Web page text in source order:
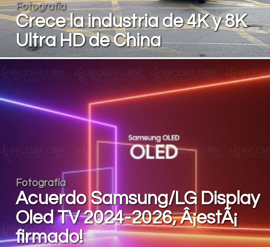
Fotografía
Crece la industria de 4K y 8K
Ultra HD de China
Fotografía
Acuerdo Samsung/LG Display
Oled TV 2024-2026, Â¡estÃ¡
firmado!